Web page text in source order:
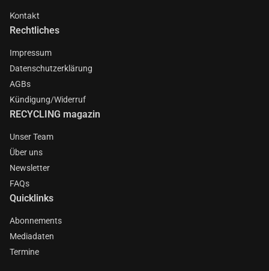
Kontakt
Rechtliches
Impressum
Datenschutzerklärung
AGBs
Kündigung/Widerruf
RECYCLING magazin
Unser Team
Über uns
Newsletter
FAQs
Quicklinks
Abonnements
Mediadaten
Termine